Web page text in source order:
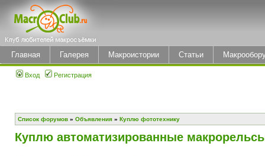
Главная Галерея Макроистории Статьи
Вход Регистрация
Список форумов » Объявления » Куплю фототехнику
Куплю автоматизированные